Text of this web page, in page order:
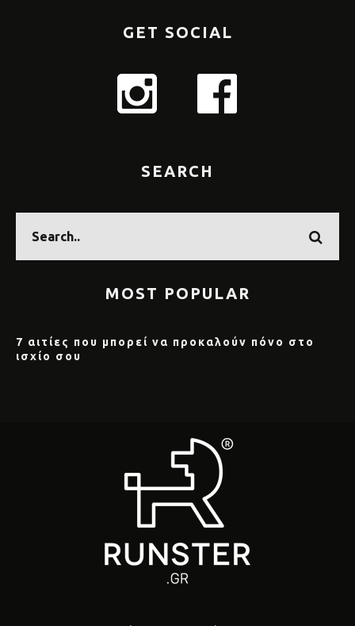
GET SOCIAL
SEARCH
MOST POPULAR
7 αιτίες που μπορεί να προκαλούν πόνο στο
ισχίο σου